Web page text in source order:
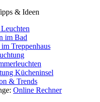
& Ideen
im Bad
Treppenhaus
Kücheninsel
& Trends
Online Rechner